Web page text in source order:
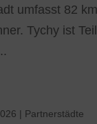
umfasst 82
Tychy ist
| Partnerstädte